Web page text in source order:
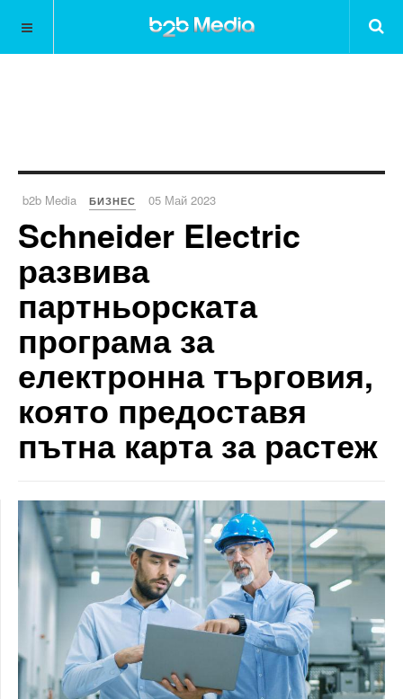
b2b Media БИЗНЕС 05 Май 2023
Schneider Electric
развива
партньорската
програма за
електронна търговия,
която предоставя
пътна карта за растеж